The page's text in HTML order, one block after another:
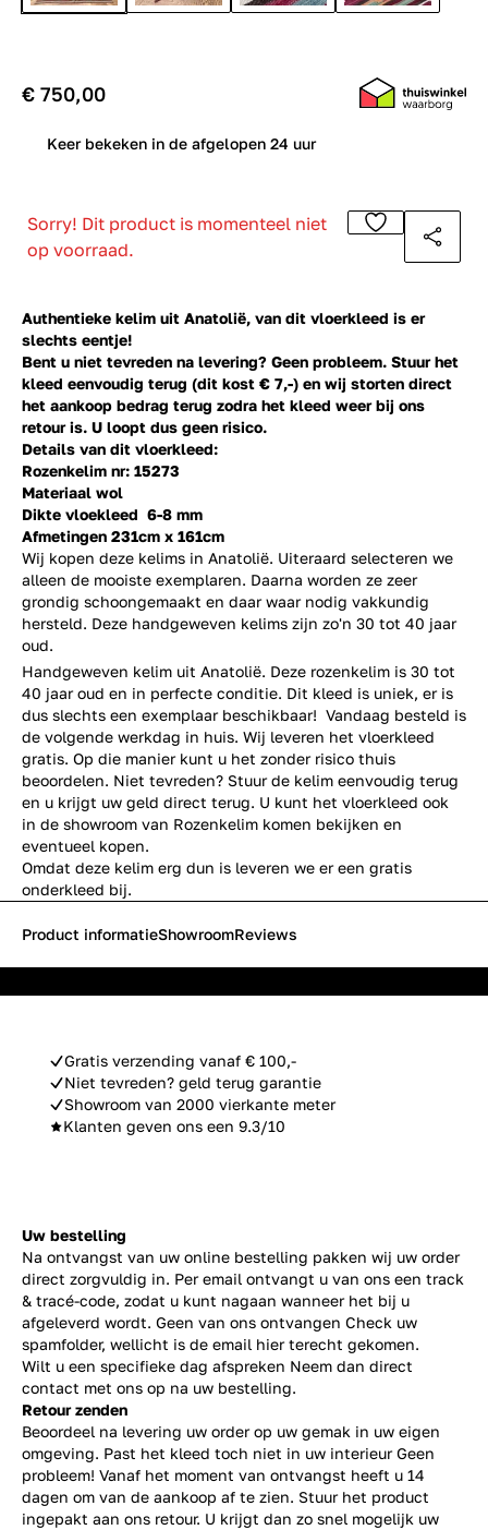
Authentieke kelim uit Anatolië, van dit vloerkleed is er
slechts eentje!
Bent u niet tevreden na levering? Geen probleem. Stuur het
kleed eenvoudig terug (dit kost € 7,-) en wij storten direct
het aankoop bedrag terug zodra het kleed weer bij ons
retour is. U loopt dus geen risico.
Details van dit vloerkleed:
Rozenkelim nr: 15273
Materiaal wol
Dikte vloekleed 6-8 mm
Afmetingen 231cm x 161cm
Wij kopen deze kelims in Anatolië. Uiteraard selecteren we
alleen de mooiste exemplaren. Daarna worden ze zeer
grondig schoongemaakt en daar waar nodig vakkundig
hersteld. Deze handgeweven kelims zijn zo'n 30 tot 40 jaar
oud.
€ 750,00
Keer bekeken in de afgelopen 24 uur
Sorry! Dit product is momenteel niet
op voorraad.
Handgeweven kelim uit Anatolië. Deze rozenkelim is 30 tot
40 jaar oud en in perfecte conditie. Dit kleed is uniek, er is
dus slechts een exemplaar beschikbaar! Vandaag besteld is
de volgende werkdag in huis. Wij leveren het vloerkleed
gratis. Op die manier kunt u het zonder risico thuis
beoordelen. Niet tevreden? Stuur de kelim eenvoudig terug
en u krijgt uw geld direct terug. U kunt het vloerkleed ook
in de showroom van Rozenkelim komen bekijken en
eventueel kopen.
Omdat deze kelim erg dun is leveren we er een gratis
onderkleed bij.
Gratis verzending vanaf € 100,-
Niet tevreden? geld terug garantie
Showroom van 2000 vierkante meter
Klanten geven ons een 9.3/10
Product informatieShowroomReviews
Uw bestelling
Na ontvangst van uw online bestelling pakken wij uw order
direct zorgvuldig in. Per email ontvangt u van ons een track
& tracé-code, zodat u kunt nagaan wanneer het bij u
afgeleverd wordt. Geen van ons ontvangen Check uw
spamfolder, wellicht is de email hier terecht gekomen.
Wilt u een specifieke dag afspreken Neem dan direct
contact met ons op na uw bestelling.
Retour zenden
Beoordeel na levering uw order op uw gemak in uw eigen
omgeving. Past het kleed toch niet in uw interieur Geen
probleem! Vanaf het moment van ontvangst heeft u 14
dagen om van de aankoop af te zien. Stuur het product
ingepakt aan ons retour. U krijgt dan zo snel mogelijk uw